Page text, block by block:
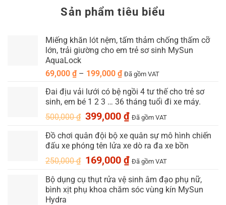
Sản phẩm tiêu biểu
Miếng khăn lót nệm, tấm thảm chống thấm cỡ
lớn, trải giường cho em trẻ sơ sinh MySun
AquaLock
69,000 ₫ – 199,000 ₫Khoảng
từ
69,000 ₫
đến
Đã gồm VAT
Đai địu vải lưới có bệ ngồi 4 tư thế cho trẻ sơ
sinh, em bé 1 2 3 … 36 tháng tuổi đi xe máy.
500,000₫ Giá
là:
500,000 ₫.
399,000 ₫Giá
hiện
tại
là:
399,000 ₫.
Đã gồm VAT
Đồ chơi quân đội bộ xe quân sự mô hình chiến
đấu xe phóng tên lửa xe dò ra đa xe bồn
250,000₫ Giá
là:
250,000 ₫.
169,000 ₫Giá
hiện
tại
là:
Đã gồm VAT
Bộ dụng cụ thụt rửa vệ sinh âm đạo phụ nữ,
bình xịt phụ khoa chăm sóc vùng kín MySun
Hydra